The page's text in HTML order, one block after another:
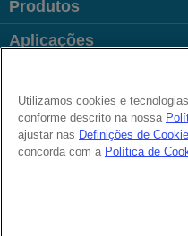
Produtos
Aplicações
Links úteis
Follow us on:
© 2026
Utilizamos cookies e
conforme descrito na nossa
ajustar nas Definições de
concorda com a Política de